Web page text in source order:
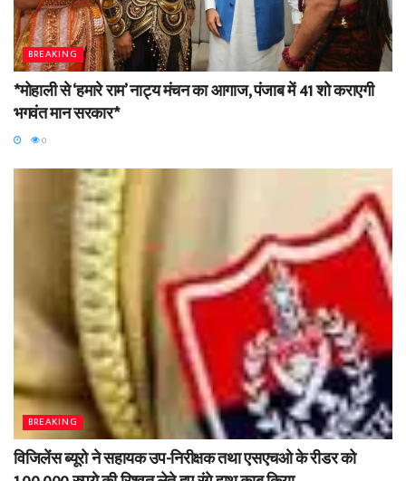
BREAKING
*मोहाली से ‘हमारे राम’ नाट्य मंचन का आगाज, पंजाब में 41 शो कराएगी
भगवंत मान सरकार*
0
BREAKING
विजिलेंस ब्यूरो ने सहायक उप-निरीक्षक तथा एसएचओ के रीडर को